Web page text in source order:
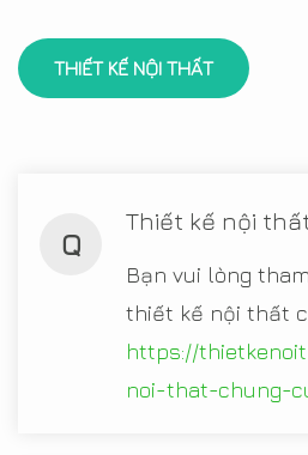
THIẾT KẾ NỘI THẤT
Q
Thiết kế nội
Bạn vui lòng
thiết kế nội thất
https://
noi-that-chung-